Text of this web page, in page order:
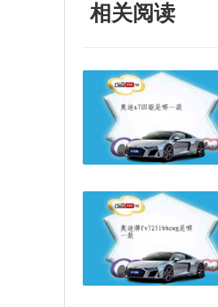
相关阅读